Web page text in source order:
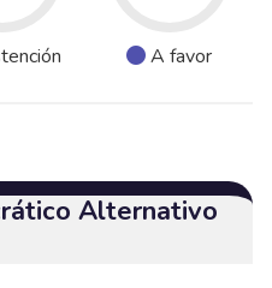
A favor
Alternativo